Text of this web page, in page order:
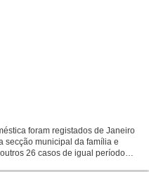
foram registados de Janeiro
secção municipal da família e
26 casos de igual período